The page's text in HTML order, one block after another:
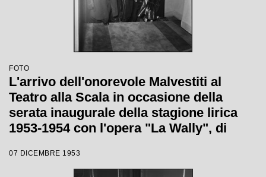
FOTO
L'arrivo dell'onorevole Malvestiti al
Teatro alla Scala in occasione della
serata inaugurale della stagione lirica
1953-1954 con l'opera "La Wally", di
Giulini, con la regia di Tatiana Pavlova
07 DICEMBRE 1953